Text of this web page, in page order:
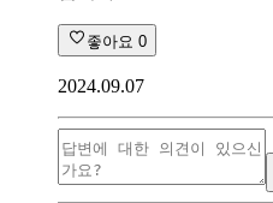
좋아요 0
2024.09.07